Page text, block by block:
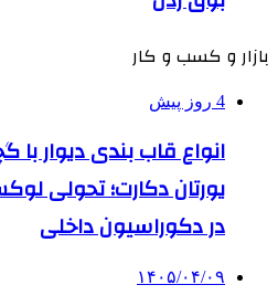
بازار و کسب و کار
4 روز پیش
انواع قاب بندی دیوار
یورتان دکارت؛ تحولی
در دکوراسیون داخلی
۱۴۰۵/۰۴/۰۹